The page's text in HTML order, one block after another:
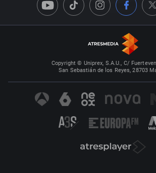
Copyright © Uniprex, S.A.U., C/
San Sebastián de los Reyes, 28703